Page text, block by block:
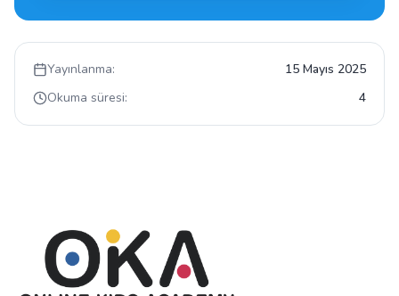
Yayınlanma:
15 Mayıs 2025
Okuma süresi:
4